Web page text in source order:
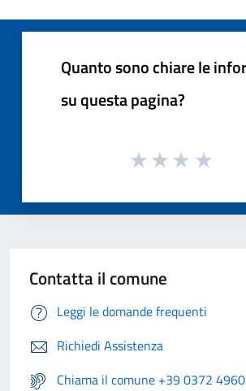
Quanto sono chiare le
su questa pagina?
Contatta il comune
Leggi le domande frequenti
Richiedi Assistenza
Chiama il comune +39 0372